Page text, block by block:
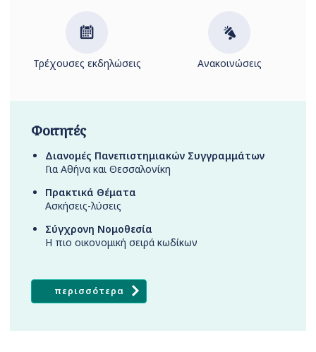
Τρέχουσες εκδηλώσεις Ανακοινώσεις
Φοιτητές
Διανομές Πανεπιστημιακών Συγγραμμάτων
Για Αθήνα και Θεσσαλονίκη
Πρακτικά Θέματα
Ασκήσεις-λύσεις
Σύγχρονη Νομοθεσία
Η πιο οικονομική σειρά κωδίκων
περισσότερα